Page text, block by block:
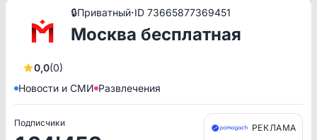
0,0(0)
🔒Приватный·ID 73665877369451
Москва бесплатная
Новости и СМИ Развлечения
Подписчики
РЕКЛАМА